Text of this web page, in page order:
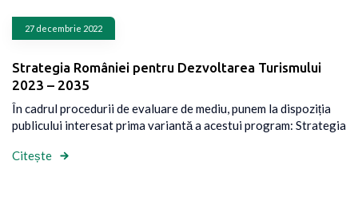
27 decembrie 2022
Strategia României pentru Dezvoltarea Turismului
2023 – 2035
În cadrul procedurii de evaluare de mediu, punem la dispoziția
publicului interesat prima variantă a acestui program: Strategia
Citește